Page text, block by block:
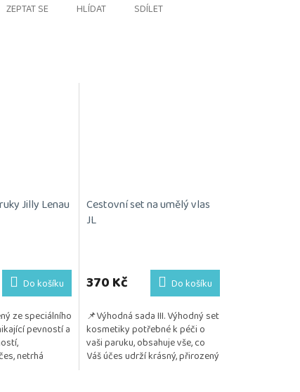
ZEPTAT SE HLÍDAT SDÍLET
Jilly Lenau
Do košíku
ze speciálního
pevností a
netrhá
Cestovní set na umělý vlas
JL
produktu
je
z
5
hvězdiček.
370 Kč Do košíku
📌Výhodná sada III. Výhodný set
kosmetiky potřebné k péči o
vaši paruku, obsahuje vše, co
Váš účes udrží krásný, přirozený